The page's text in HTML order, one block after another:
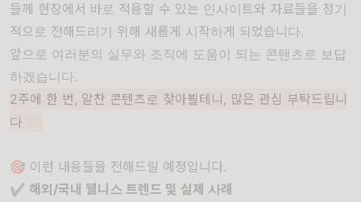
들께 현장에서 바로 적용할 수 있는 인사이트와 자료들을 정기
적으로 전해드리기 위해 새롭게 시작하게 되었습니다.
앞으로 여러분의 실무와 조직에 도움이 되는 콘텐츠로 보답
하겠습니다.
2주에 한 번, 알찬 콘텐츠로 찾아뵐테니, 많은 관심 부탁드립니
다 🫶🏻
🎯 이런 내용들을 전해드릴 예정입니다.
✔️ 해외/국내 웰니스 트렌드 및 실제 사례